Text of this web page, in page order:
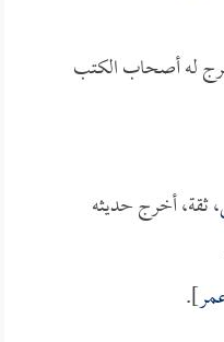
له أصحاب الكتب
، ثقة، أخرج حديثه
].